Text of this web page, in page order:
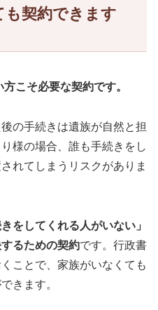
も契約できます
こそ必要な契約です。
の手続きは遺族が自然と担
様の場合、誰も手続きをし
れてしまうリスクがありま
きをしてくれる人がいない」
るための契約です。行政書
ことで、家族がいなくても
きます。